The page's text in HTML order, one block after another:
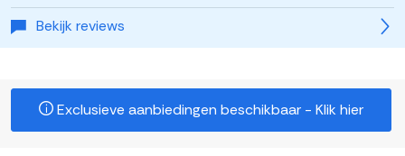
Bekijk reviews
Exclusieve aanbiedingen beschikbaar - Klik hier